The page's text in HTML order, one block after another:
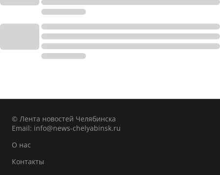
© Лента новостей Челябинска
Email: info@news-chelyabinsk.ru
О нас
Контакты